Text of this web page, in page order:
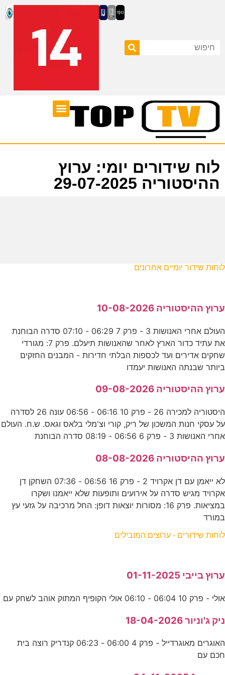
לוח שידורים יומי: ערוץ
ההיסטוריה 29-07-2025
לוחות שידור יומיים אחרונים
ערוץ ההיסטוריה 10-08-2026
העולם אחרי האנושות 3 - פרק 7 06:29 - 07:10 סדרה הבוחנת
את עתיד כדור הארץ לאחר שהאנושות תיעלם. פרק 7: מגורדי
שחקים אדירים ועד לכספות הבלתי חדירות - המבנים החזקים
ביותר שבנתה האנושות יעמדו
ערוץ ההיסטוריה 09-08-2026
היסטוריה למכירה 26 - פרק 10 06:16 - 06:56 עונה 26 לסדרה
על עסקי חנות המשכון של ריק, קורי וצ'מלי בלאס וגאס. ש.ח. העולם
אחרי האנושות 3 - פרק 6 06:56 - 08:19 סדרה הבוחנת
ערוץ ההיסטוריה 08-08-2026
לא ייאמן עם דן אקרויד 2 - פרק 16 06:56 - 07:36 השחקן דן
אקרויד מגיש סדרה על אירועים ותופעות שלא ייאמנו ושקרו
במציאות. פרק 16: מסורות יוצאות דופן: החל מרכיבה על גזעי עץ
במורד
לוחות שידורים - ערוצים המובילים
ערוץ בייבי 01-11-2025
אולי - פרק 10 06:04 - 06:10 אולי הקופיף המתוק אוהב לשחק עם
ניק ג'וניור 18-04-2026
האוגרים מאוגרדייל - פרק 4 06:00 - 06:23 קנדריק רוצה בית
חכם עם